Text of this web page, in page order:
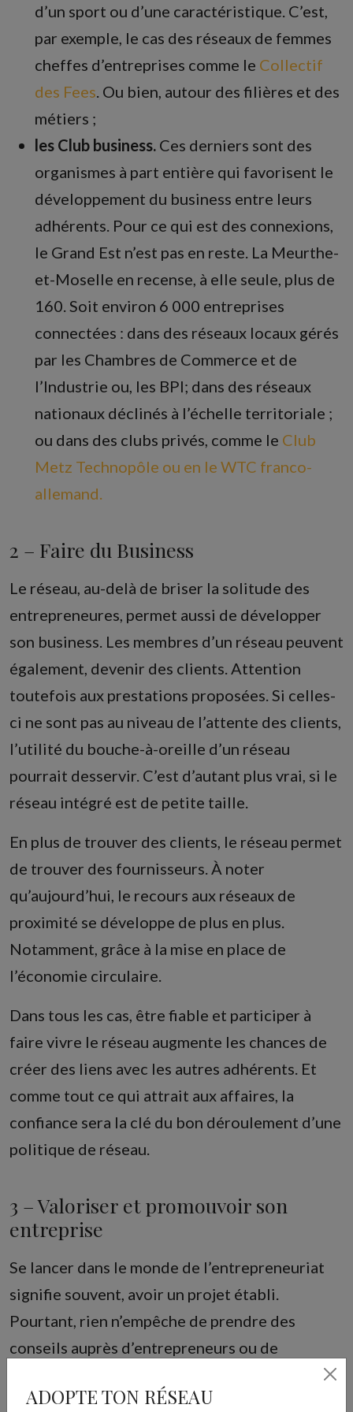
ADOPTE TON RÉSEAU
d’un sport ou d’une caractéristique. C’est,
par exemple, le cas des réseaux de femmes
cheffes d’entreprises comme le Collectif
des Fees . Ou bien, autour des filières et des
métiers ;
les Club business. Ces derniers sont des
organismes à part entière qui favorisent le
développement du business entre leurs
adhérents. Pour ce qui est des connexions,
le Grand Est n’est pas en reste. La Meurthe-
et-Moselle en recense, à elle seule, plus de
160. Soit environ 6 000 entreprises
connectées : dans des réseaux locaux gérés
par les Chambres de Commerce et de
l’Industrie ou, les BPI; dans des réseaux
nationaux déclinés à l’échelle territoriale ;
ou dans des clubs privés, comme le Club
Metz Technopôle ou en le WTC franco-
allemand.
2 – Faire du Business
Le réseau, au-delà de briser la solitude des
entrepreneures, permet aussi de développer
son business. Les membres d’un réseau peuvent
également, devenir des clients. Attention
toutefois aux prestations proposées. Si celles-
ci ne sont pas au niveau de l’attente des clients,
l’utilité du bouche-à-oreille d’un réseau
pourrait desservir. C’est d’autant plus vrai, si le
réseau intégré est de petite taille.
En plus de trouver des clients, le réseau permet
de trouver des fournisseurs. À noter
qu’aujourd’hui, le recours aux réseaux de
proximité se développe de plus en plus.
Notamment, grâce à la mise en place de
l’économie circulaire.
Dans tous les cas, être fiable et participer à
faire vivre le réseau augmente les chances de
créer des liens avec les autres adhérents. Et
comme tout ce qui attrait aux affaires, la
confiance sera la clé du bon déroulement d’une
politique de réseau.
3 – Valoriser et promouvoir son
entreprise
Se lancer dans le monde de l’entrepreneuriat
signifie souvent, avoir un projet établi.
Pourtant, rien n’empêche de prendre des
conseils auprès d’entrepreneurs ou de
chefs(fes) d’entreprise plus expérimentés. Au
contraire !